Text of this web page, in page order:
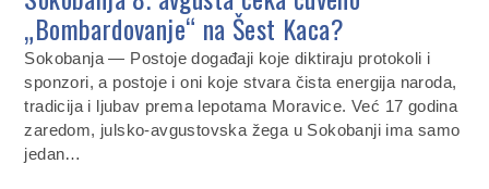
„Bombardovanje“ na Šest Kaca?
Sokobanja — Postoje događaji koje diktiraju protokoli i
sponzori, a postoje i oni koje stvara čista energija naroda,
tradicija i ljubav prema lepotama Moravice. Već 17 godina
zaredom, julsko-avgustovska žega u Sokobanji ima samo
jedan…